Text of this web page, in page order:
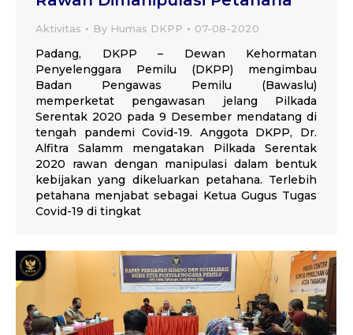
Aktivitas By Humas DKPP 07-08-2020
Padang, DKPP – Dewan Kehormatan
Penyelenggara Pemilu (DKPP) mengimbau
Badan Pengawas Pemilu (Bawaslu)
memperketat pengawasan jelang Pilkada
Serentak 2020 pada 9 Desember mendatang di
tengah pandemi Covid-19. Anggota DKPP, Dr.
Alfitra Salamm mengatakan Pilkada Serentak
2020 rawan dengan manipulasi dalam bentuk
kebijakan yang dikeluarkan petahana. Terlebih
petahana menjabat sebagai Ketua Gugus Tugas
Covid-19 di tingkat